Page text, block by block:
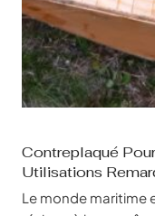
Contreplaqué
Utilisations
Navale
Le monde maritime